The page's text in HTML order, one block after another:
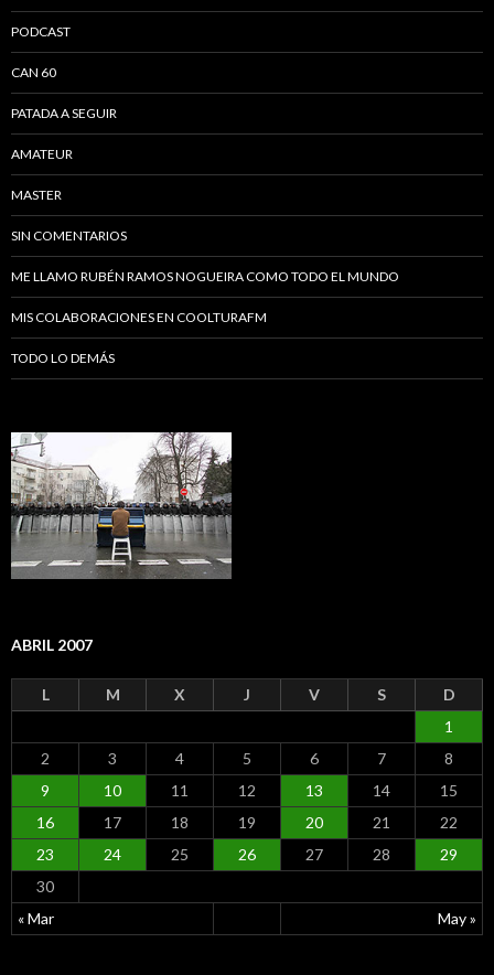
PODCAST
CAN 60
PATADA A SEGUIR
AMATEUR
MASTER
SIN COMENTARIOS
ME LLAMO RUBÉN RAMOS NOGUEIRA COMO TODO EL MUNDO
MIS COLABORACIONES EN COOLTURAFM
TODO LO DEMÁS
ABRIL 2007
L M X J V S D
« Mar May »
1
2
3 4 5 6 7
8
9
10 11 12 13 14
15
16
17 18 19 20 21
22
23
24 25 26 27 28
29
30